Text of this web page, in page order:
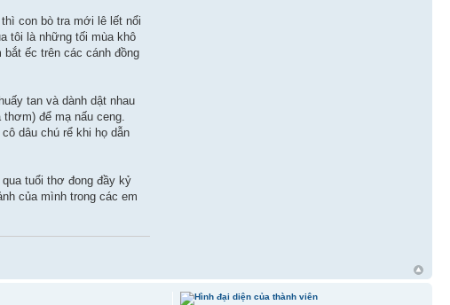
con bò tra mới lê lết nổi
tôi là những tối mùa khô
ếc trên các cánh đồng
tan và dành dật nhau
để mạ nấu ceng.
dâu chú rể khi họ dẫn
tuổi thơ đong đầy kỷ
của mình trong các em